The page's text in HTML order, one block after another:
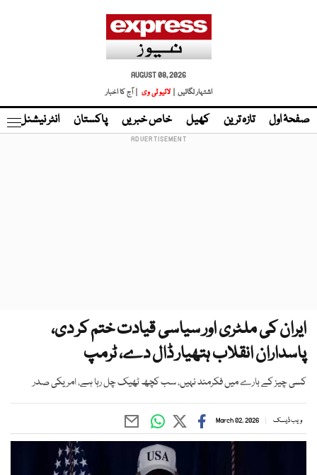
AUGUST 08, 2026
اشتہار لگائیں |
لائیو ٹی وی | آج کا اخبار
صفحۂ اول تازہ ترین کھیل خاص خبریں پاکستان انٹر نیشنل
ایران کی ملٹری اور سیاسی قیادت ختم کر دی،
پاسداران انقلاب ہتھیار ڈال دے، ٹرمپ
کسی چیز کے بارے میں فکرمند نہیں، سب کچھ ٹھیک چل رہا ہے، امریکی صدر
ویب ڈیسک March 02, 2026